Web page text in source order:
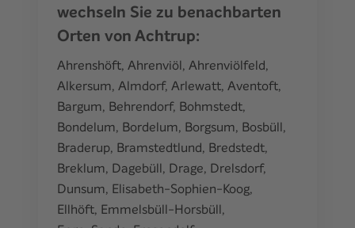
wechseln Sie zu benachbarten
Orten von Achtrup:
Ahrenshöft, Ahrenviöl, Ahrenviölfeld,
Alkersum, Almdorf, Arlewatt, Aventoft,
Bargum, Behrendorf, Bohmstedt,
Bondelum, Bordelum, Borgsum, Bosbüll,
Braderup, Bramstedtlund, Bredstedt,
Breklum, Dagebüll, Drage, Drelsdorf,
Dunsum, Elisabeth-Sophien-Koog,
Ellhöft, Emmelsbüll-Horsbüll,